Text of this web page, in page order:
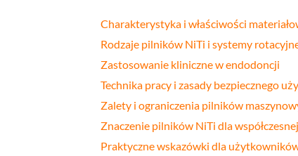
Charakterystyka i właściwości
Rodzaje pilników NiTi i systemy
Zastosowanie kliniczne w endodoncji
Technika pracy i zasady bezpiecznego
Zalety i ograniczenia pilników
Znaczenie pilników NiTi dla
Praktyczne wskazówki dla